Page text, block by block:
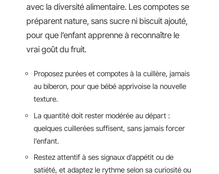
avec la diversité alimentaire. Les compotes se
préparent nature, sans sucre ni biscuit ajouté,
pour que l’enfant apprenne à reconnaître le
vrai goût du fruit.
Proposez purées et compotes à la cuillère, jamais
au biberon, pour que bébé apprivoise la nouvelle
texture.
La quantité doit rester modérée au départ :
quelques cuillerées suffisent, sans jamais forcer
l’enfant.
Restez attentif à ses signaux d’appétit ou de
satiété, et adaptez le rythme selon sa curiosité ou